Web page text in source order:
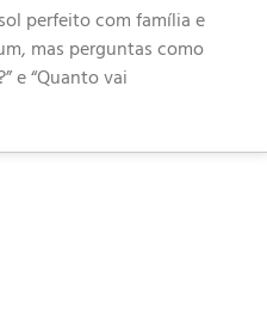
perfeito com família e
mas perguntas como
e “Quanto vai